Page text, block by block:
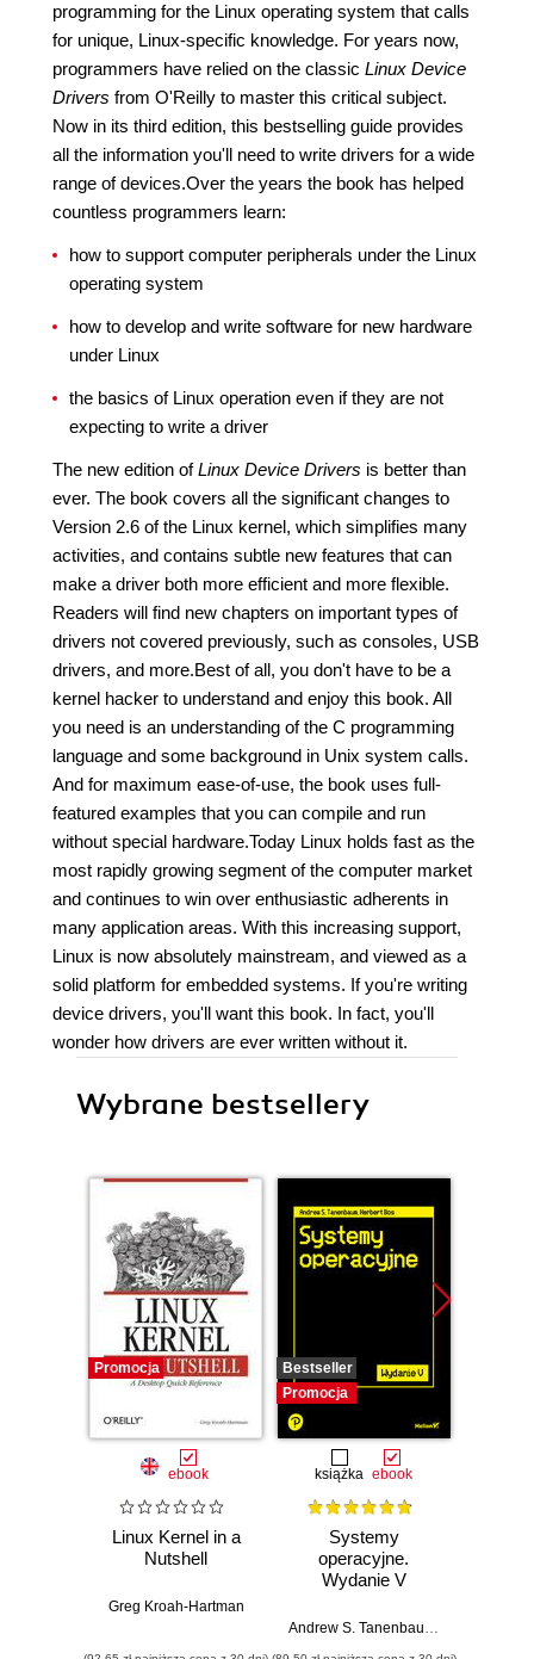
programming for the Linux operating system that calls
for unique, Linux-specific knowledge. For years now,
programmers have relied on the classic Linux Device
Drivers from O'Reilly to master this critical subject.
Now in its third edition, this bestselling guide provides
all the information you'll need to write drivers for a wide
range of devices.Over the years the book has helped
countless programmers learn:
how to support computer peripherals under the Linux
operating system
how to develop and write software for new hardware
under Linux
the basics of Linux operation even if they are not
expecting to write a driver
The new edition ofLinux Device Drivers is better than
ever. The book covers all the significant changes to
Version 2.6 of the Linux kernel, which simplifies many
activities, and contains subtle new features that can
make a driver both more efficient and more flexible.
Readers will find new chapters on important types of
drivers not covered previously, such as consoles, USB
drivers, and more.Best of all, you don't have to be a
kernel hacker to understand and enjoy this book. All
you need is an understanding of the C programming
language and some background in Unix system calls.
And for maximum ease-of-use, the book uses full-
featured examples that you can compile and run
without special hardware.Today Linux holds fast as the
most rapidly growing segment of the computer market
and continues to win over enthusiastic adherents in
many application areas. With this increasing support,
Linux is now absolutely mainstream, and viewed as a
solid platform for embedded systems. If you're writing
device drivers, you'll want this book. In fact, you'll
wonder how drivers are ever written without it.
Wybrane bestsellery
Promocja
ebook
Linux Kernel in a
Nutshell
Greg Kroah-Hartman
Bestseller
Promocja
książka ebook
Systemy
operacyjne.
Wydanie V
Andrew S. Tanenbaum,